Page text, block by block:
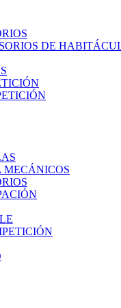
DE
MECÁNICOS